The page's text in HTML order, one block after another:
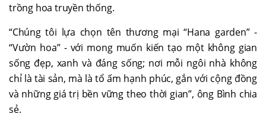
trồng hoa truyền thống.
“Chúng tôi lựa chọn tên thương mại “Hana garden” -
“Vườn hoa” - với mong muốn kiến tạo một không gian
sống đẹp, xanh và đáng sống; nơi mỗi ngôi nhà không
chỉ là tài sản, mà là tổ ấm hạnh phúc, gắn với cộng đồng
và những giá trị bền vững theo thời gian”, ông Bình chia
sẻ.